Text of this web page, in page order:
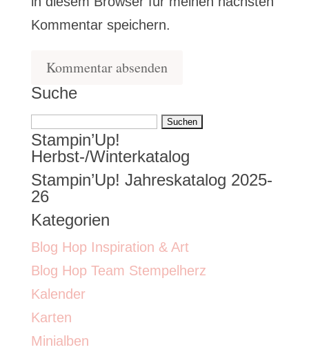
Kommentar speichern.
Suche
Suchen
nach:
Stampin’Up!
Herbst-/Winterkatalog
Stampin’Up! Jahreskatalog 2025-
26
Kategorien
Blog Hop Inspiration & Art
Blog Hop Team Stempelherz
Kalender
Karten
Minialben